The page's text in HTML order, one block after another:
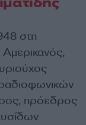
στη
Αμερικανός,
ραδιοφωνικών
πρόεδρος